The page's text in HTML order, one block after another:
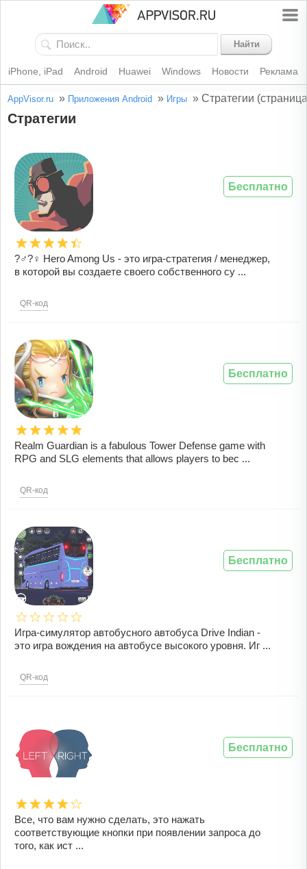
Найти
iPhone, iPad Android Huawei Windows Новости Реклама
AppVisor.ru » Приложения Android » Игры » Стратегии
Стратегии
?‍♂️?‍♀️ Hero Among Us - это игра-стратегия / менеджер,
в которой вы создаете своего собственного су ...
QR-код
Бесплатно
Realm Guardian is a fabulous Tower Defense game with
RPG and SLG elements that allows players to bec ...
QR-код
Бесплатно
Игра-симулятор автобусного автобуса Drive Indian -
это игра вождения на автобусе высокого уровня. Иг ...
QR-код
Бесплатно
Все, что вам нужно сделать, это нажать
соответствующие кнопки при появлении запроса до
того, как ист ...
Бесплатно